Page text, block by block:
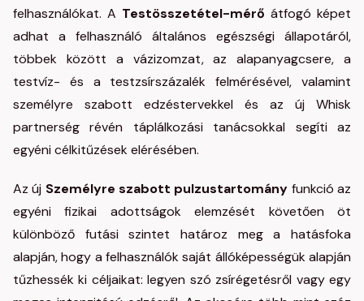
felhasználókat. A Testösszetétel-mérő átfogó képet
adhat a felhasználó általános egészségi állapotáról,
többek között a vázizomzat, az alapanyagcsere, a
testvíz- és a testzsírszázalék felmérésével, valamint
személyre szabott edzéstervekkel és az új Whisk
partnerség révén táplálkozási tanácsokkal segíti az
egyéni célkitűzések elérésében.
Az új Személyre szabott pulzustartomány funkció az
egyéni fizikai adottságok elemzését
követően öt
különböző futási szintet határoz meg a hatásfoka
alapján, hogy a felhasználók saját állóképességük alapján
tűzhessék ki céljaikat: legyen szó zsírégetésről vagy egy